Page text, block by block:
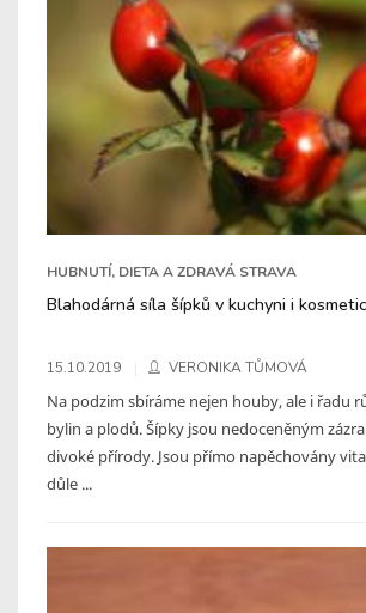
HUBNUTÍ, DIETA A ZDRAVÁ STRAVA
Blahodárná síla šípků v kuchyni i
15.10.2019 VERONIKA TŮMOVÁ
Na podzim sbíráme nejen houby, ale i řadu
bylin a plodů. Šípky jsou nedoceněným
divoké přírody. Jsou přímo napěchovány
důle ...